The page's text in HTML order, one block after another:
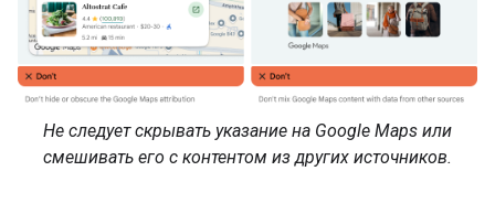
Не следует скрывать указание на Google Maps или
смешивать его с контентом из других источников.